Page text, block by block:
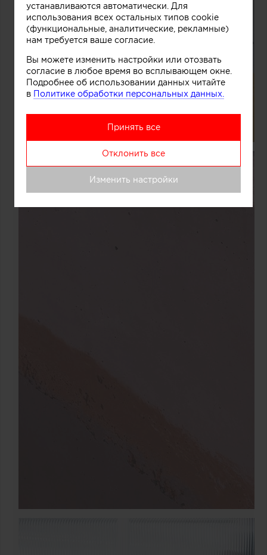
устанавливаются автоматически. Для
использования всех остальных типов cookie
(функциональные, аналитические, рекламные)
нам требуется ваше согласие.
Вы можете изменить настройки или отозвать
согласие в любое время во всплывающем окне.
Подробнее об использовании данных читайте
в Политике обработки персональных данных.
Принять все
Отклонить все
Изменить настройки